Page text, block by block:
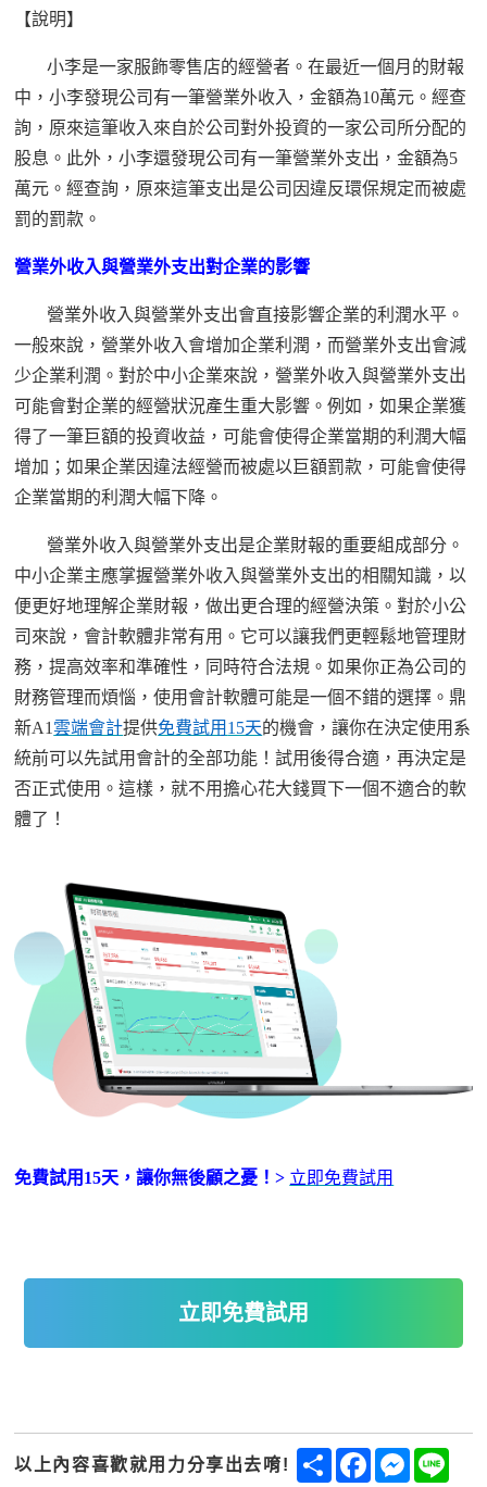
【說明】
小李是一家服飾零售店的經營者。在最近一個月的財報
中，小李發現公司有一筆營業外收入，金額為10萬元。經查
詢，原來這筆收入來自於公司對外投資的一家公司所分配的
股息。此外，小李還發現公司有一筆營業外支出，金額為5
萬元。經查詢，原來這筆支出是公司因違反環保規定而被處
罰的罰款。
營業外收入與營業外支出對企業的影響
營業外收入與營業外支出會直接影響企業的利潤水平。
一般來說，營業外收入會增加企業利潤，而營業外支出會減
少企業利潤。對於中小企業來說，營業外收入與營業外支出
可能會對企業的經營狀況產生重大影響。例如，如果企業獲
得了一筆巨額的投資收益，可能會使得企業當期的利潤大幅
增加；如果企業因違法經營而被處以巨額罰款，可能會使得
企業當期的利潤大幅下降。
營業外收入與營業外支出是企業財報的重要組成部分。
中小企業主應掌握營業外收入與營業外支出的相關知識，以
便更好地理解企業財報，做出更合理的經營決策。對於小公
司來說，會計軟體非常有用。它可以讓我們更輕鬆地管理財
務，提高效率和準確性，同時符合法規。如果你正為公司的
財務管理而煩惱，使用會計軟體可能是一個不錯的選擇。鼎
新A1雲端會計提供免費試用 15天的機會，讓你在決定使用 系
統前可以先試用會計的全部功能！試用後得合適，再決定是
否正式使用。這樣，就不用擔心花大錢買下一個不適合的軟
體了！
免費試用 15天，讓你無後顧之憂！> 立即免費試用
立即免費試用
以上內容喜歡就用力分享出去唷! ShareFacebook